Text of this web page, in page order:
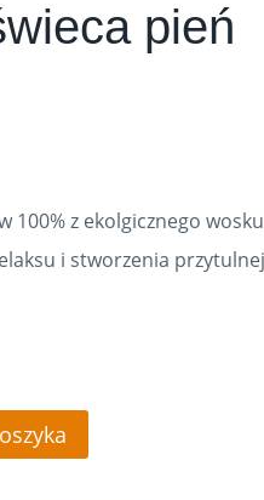
pień
100% z ekolgicznego
i stworzenia